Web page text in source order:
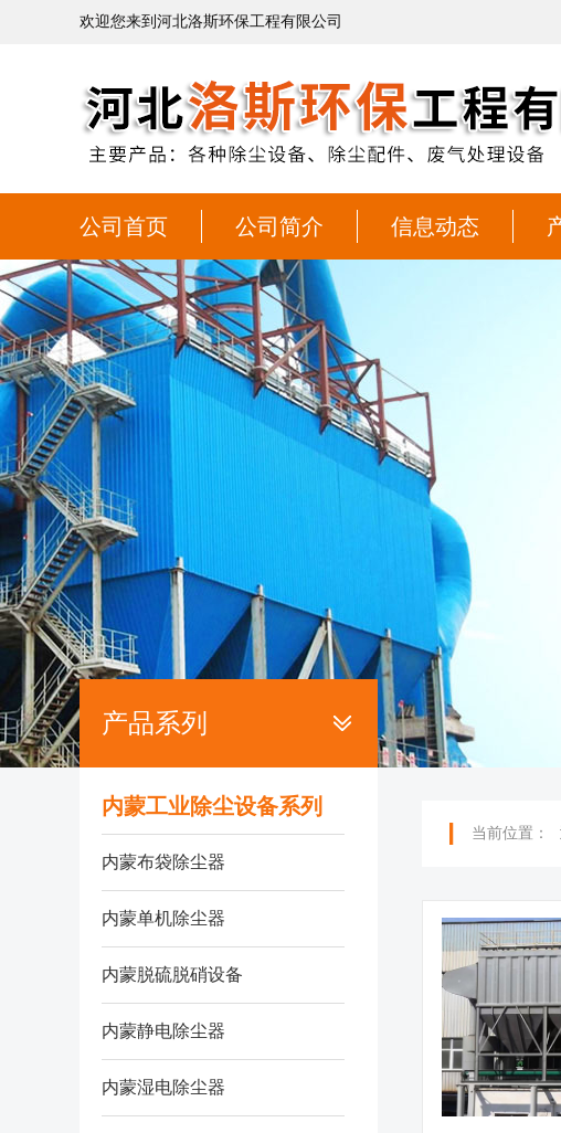
欢迎您来到河北洛斯环保工程有限公司
公司首页 公司简介 信息动态
产品系列
内蒙工业除尘设备系列
内蒙布袋除尘器
内蒙单机除尘器
内蒙脱硫脱硝设备
内蒙静电除尘器
内蒙湿电除尘器
当前位置：